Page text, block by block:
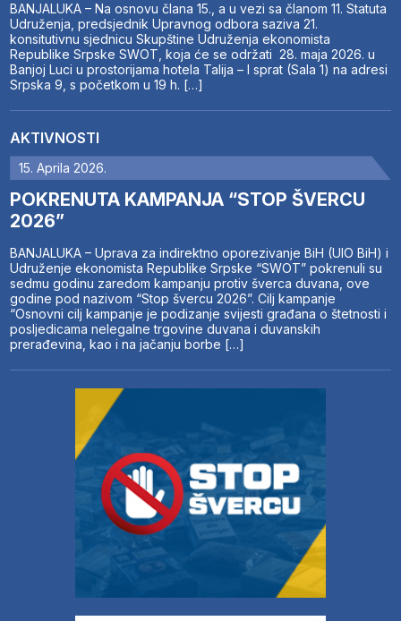
BANJALUKA – Na osnovu člana 15., a u vezi sa članom 11. Statuta
Udruženja, predsjednik Upravnog odbora saziva 21.
konsitutivnu sjednicu Skupštine Udruženja ekonomista
Republike Srpske SWOT, koja će se održati 28. maja 2026. u
Banjoj Luci u prostorijama hotela Talija – I sprat (Sala 1) na adresi
Srpska 9, s početkom u 19 h. […]
AKTIVNOSTI
15. Aprila 2026.
POKRENUTA KAMPANJA “STOP ŠVERCU
2026”
BANJALUKA – Uprava za indirektno oporezivanje BiH (UIO BiH) i
Udruženje ekonomista Republike Srpske “SWOT” pokrenuli su
sedmu godinu zaredom kampanju protiv šverca duvana, ove
godine pod nazivom “Stop švercu 2026”. Cilj kampanje
“Osnovni cilj kampanje je podizanje svijesti građana o štetnosti i
posljedicama nelegalne trgovine duvana i duvanskih
prerađevina, kao i na jačanju borbe […]